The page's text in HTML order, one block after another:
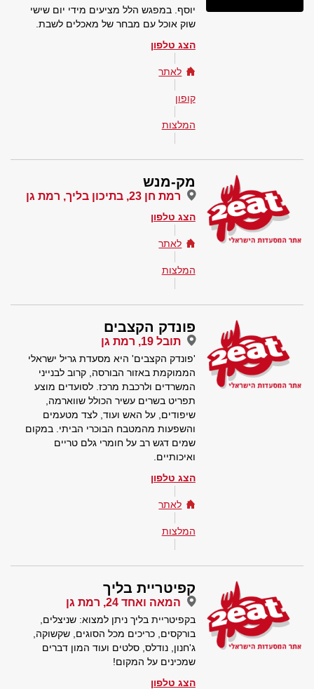
יוסף. במפגש הלל מציעים מידי יום שישי
שוק אוכל עם מבחר של מאכלים לשבת.
הצג טלפון
לאתר
קופון
המלצות
מק-מנש
רמת חן 23, בתיכון בליך, רמת גן
הצג טלפון
לאתר
המלצות
פונדק הקצבים
תובל 19, רמת גן
'פונדק הקצבים' היא מסעדת גריל ישראלי
הממוקמת באזור הבורסה, קרוב לבנייני
המשרדים ולרכבת מרכז. לסועדים מוצע
תפריט בשרים עשיר הכולל שווארמה,
שיפודים, על האש ועוד, לצד מטעמים
והשפעות מהמטבח הבוכרי הביתי. במקום
שמים דגש רב על חומרי גלם טריים
ואיכותיים.
הצג טלפון
לאתר
המלצות
קפיטריית בליך
המאה ואחד 24, רמת גן
בקפיטריית בליך ניתן למצוא: שניצלים,
בורקסים, כריכים מכל הסוגים, שקשוקה,
ג'חנון, נודלס, סלטים ועוד המון דברים
שמכינים על המקום!
הצג טלפון